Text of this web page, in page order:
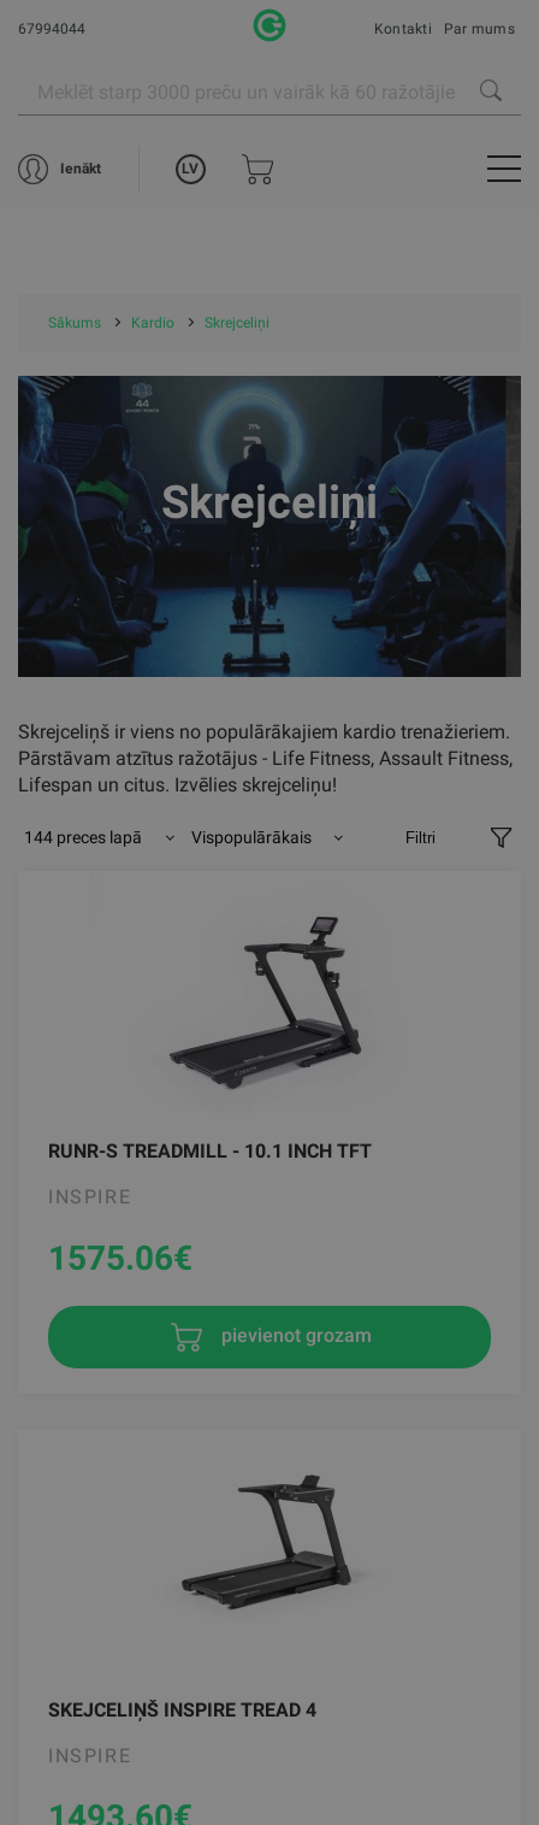
67994044 Kontakti Par mums
Ienākt LV
Sākums Kardio Skrejceliņi
Skrejceliņi
Skrejceliņš ir viens no populārākajiem kardio trenažieriem.
Pārstāvam atzītus ražotājus - Life Fitness, Assault Fitness,
Lifespan un citus. Izvēlies skrejceliņu!
144 preces lapā Vispopulārākais Filtri
RUNR-S TREADMILL - 10.1 INCH TFT
INSPIRE
1575.06€
pievienot grozam
SKEJCELIŅŠ INSPIRE TREAD 4
INSPIRE
1493.60€